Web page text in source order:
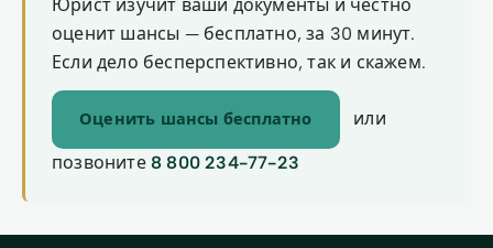
Юрист изучит ваши документы и честно
оценит шансы — бесплатно, за 30 минут.
Если дело бесперспективно, так и скажем.
Оценить шансы бесплатно или
позвоните 8 800 234-77-23